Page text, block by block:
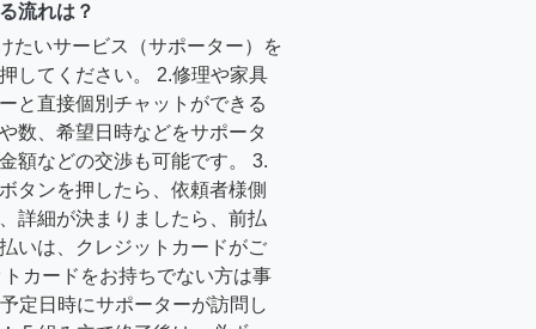
流れは？
たいサービス（サポーター）を
してください。 2.修理や家具
と直接個別チャットができる
数、希望日時などをサポータ
額などの交渉も可能です。 3.
タンを押したら、依頼者様側
詳細が決まりましたら、前払
いは、クレジットカードがご
カードをお持ちでない方は事
定日時にサポーターが訪問し